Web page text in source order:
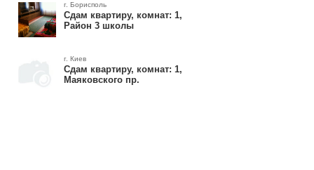
г. Борисполь
Сдам квартиру, комнат: 1,
Район 3 школы
г. Киев
Сдам квартиру, комнат: 1,
Маяковского пр.